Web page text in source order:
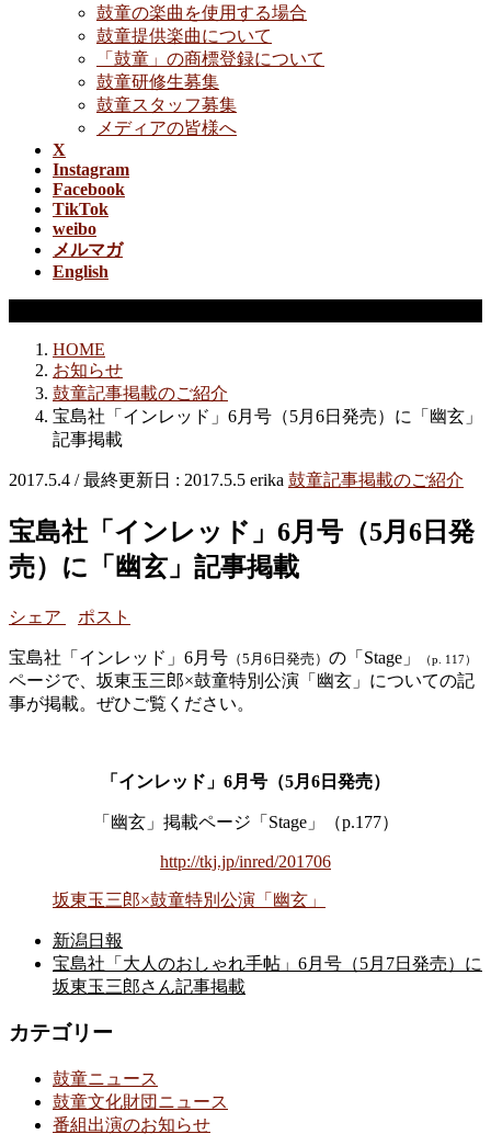
鼓童の楽曲を使用する場合
鼓童提供楽曲について
「鼓童」の商標登録について
鼓童研修生募集
鼓童スタッフ募集
メディアの皆様へ
X
Instagram
Facebook
TikTok
weibo
メルマガ
English
HOME
お知らせ
鼓童記事掲載のご紹介
宝島社「インレッド」6月号（5月6日発売）に「幽玄」
記事掲載
2017.5.4 / 最終更新日 : 2017.5.5 erika 鼓童記事掲載のご紹介
宝島社「インレッド」6月号（5月6日発
売）に「幽玄」記事掲載
シェア ポスト
宝島社「インレッド」6月号 （5月6日発売） の「Stage」 （p. 117）
ページで、坂東玉三郎×鼓童特別公演「幽玄」についての記
事が掲載。ぜひご覧ください。
「インレッド」6月号（5月6日発売）
「幽玄」掲載ページ「Stage」（p.177）
http://tkj.jp/inred/201706
坂東玉三郎×鼓童特別公演「幽玄」
新潟日報
宝島社「大人のおしゃれ手帖」6月号（5月7日発売）に
坂東玉三郎さん記事掲載
カテゴリー
鼓童ニュース
鼓童文化財団ニュース
番組出演のお知らせ